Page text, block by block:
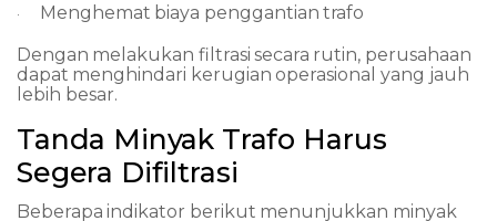
· Menghemat biaya penggantian trafo
Dengan melakukan filtrasi secara rutin, perusahaan
dapat menghindari kerugian operasional yang jauh
lebih besar.
Tanda Minyak Trafo Harus
Segera Difiltrasi
Beberapa indikator berikut menunjukkan minyak